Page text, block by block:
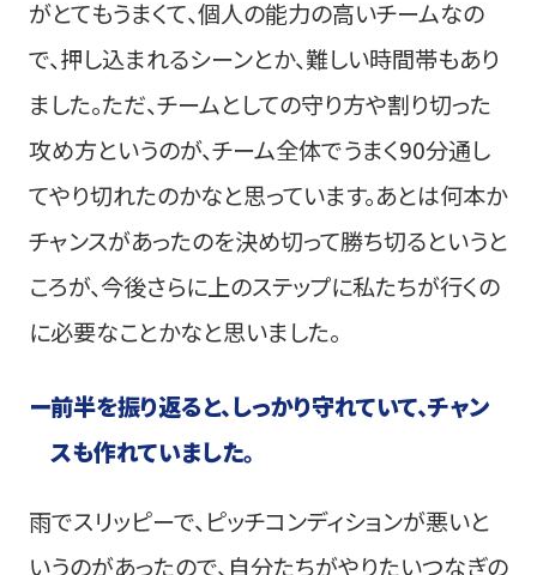
がとてもうまくて、個人の能力の高いチームなの
で、押し込まれるシーンとか、難しい時間帯もあり
ました。ただ、チームとしての守り方や割り切った
攻め方というのが、チーム全体でうまく90分通し
てやり切れたのかなと思っています。あとは何本か
チャンスがあったのを決め切って勝ち切るというと
ころが、今後さらに上のステップに私たちが行くの
に必要なことかなと思いました。
ー前半を振り返ると、しっかり守れていて、チャン
スも作れていました。
雨でスリッピーで、ピッチコンディションが悪いと
いうのがあったので、自分たちがやりたいつなぎの